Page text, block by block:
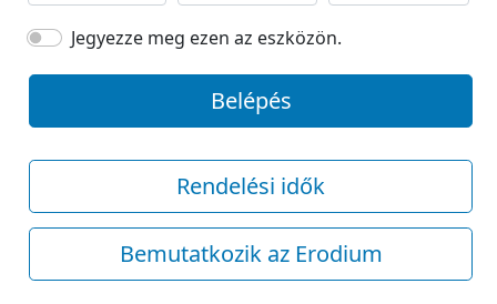
Jegyezze meg ezen az eszközön.
Belépés
Rendelési idők
Bemutatkozik az Erodium